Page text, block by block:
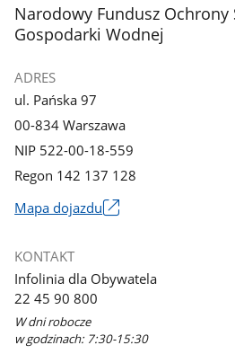
galerii.
stopka
Narodowy Fundusz Ochrony
Gospodarki Wodnej
ADRES
ul. Pańska 97
00-834 Warszawa
NIP 522-00-18-559
Regon 142 137 128
Mapa dojazdu
się
w
nowym
oknie
KONTAKT
Infolinia dla Obywatela
22 45 90 800
W dni robocze
w godzinach: 7:30-15:30